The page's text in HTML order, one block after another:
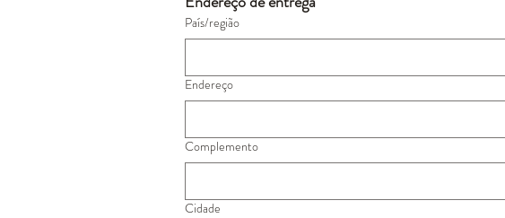
Endereço de várias linhas
País/região
Endereço
Complemento
Cidade